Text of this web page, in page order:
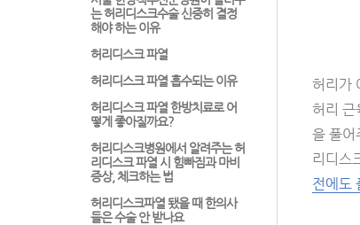
는 허리디스크수술 신중히 결정
해야 하는 이유
허리디스크 파열
허리디스크 파열 흡수되는 이유
허리디스크 파열 한방치료로 어
떻게 좋아질까요?
허리디스크병원에서 알려주는 허
리디스크 파열 시 힘빠짐과 마비
증상, 체크하는 법
허리디스크파열 됐을 때 한의사
들은 수술 안 받나요
허리가
허리 근
을 풀어
리디스
전에도